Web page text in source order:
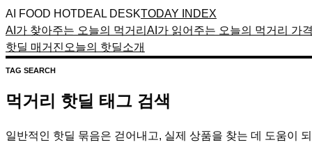
AI FOOD HOTDEAL DESKTODAY INDEX
AI가 찾아주는 오늘의 먹거리 AI가 읽어주는 오늘의 먹거리 가
핫딜 매거진 오늘의 핫딜소개
TAG SEARCH
먹거리 핫딜 태그 검색
일반적인 핫딜 묶음은 걷어내고, 실제 상품을 찾는 데 도움이